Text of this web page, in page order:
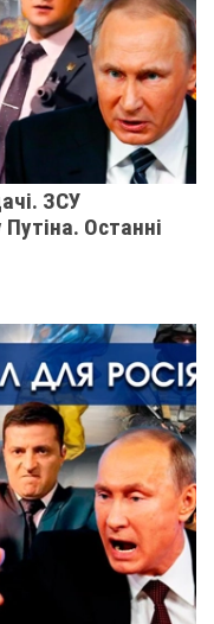
ЗСУ
Останні